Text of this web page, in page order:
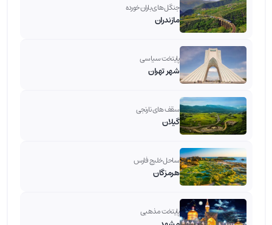
جنگل های باران خورده
مازندران
پایتخت سیاسی
شهر تهران
سقف های نارنجی
گیلان
ساحل خلیج فارس
هرمزگان
پایتخت مذهبی